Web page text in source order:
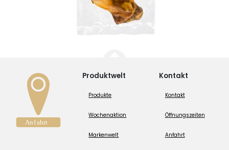
Produktwelt
Produkte
Wochenaktion
Markenwelt
Kontakt
Kontakt
Öffnungszeiten
Anfahrt